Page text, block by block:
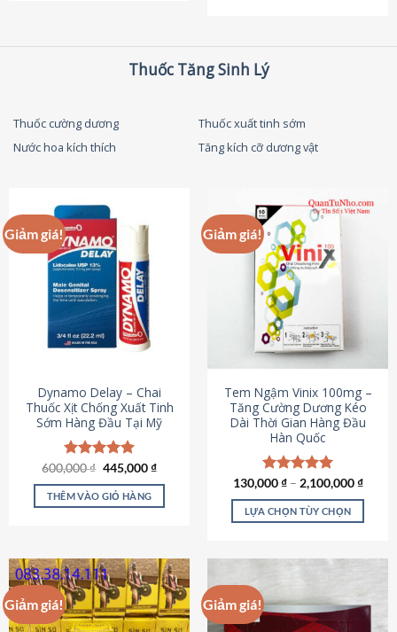
Thuốc Tăng Sinh Lý
Thuốc cường dương
Thuốc xuất tinh sớm
Nước hoa kích thích
Tăng kích cỡ dương vật
Giảm giá!
Dynamo Delay – Chai
Thuốc Xịt Chống Xuất Tinh
Sớm Hàng Đầu Tại Mỹ
Được xếp
hạng5.00
5 sao
600,000₫ Giá
là:
600,000 ₫.
445,000₫Giá
tại
THÊM VÀO GIỎ HÀNG
Giảm giá!
Tem Ngậm Vinix 100mg –
Tăng Cường Dương Kéo
Dài Thời Gian Hàng Đầu
Hàn Quốc
Được xếp
hạng5.00
5 sao
130,000₫– 2,100,000₫
LỰA CHỌN TÙY CHỌN
nhiều
biến
Giảm giá! Giảm giá!